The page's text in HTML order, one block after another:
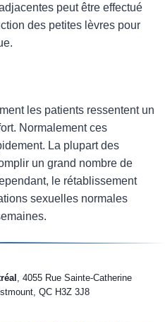
peut être effectué
des petites lèvres pour
les patients ressentent un
Normalement ces
La plupart des
un grand nombre de
le rétablissement
sexuelles normales
, 4055 Rue Sainte-Catherine
QC H3Z 3J8